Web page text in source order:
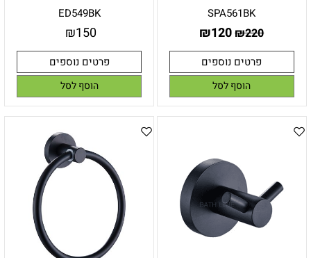
SPA561BK
₪220
₪120
פרטים נוספים
הוסף לסל
ED549BK
₪150
פרטים נוספים
הוסף לסל